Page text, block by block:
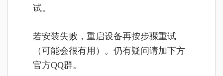
试。
若安装失败，重启设备再按步骤重试
（可能会很有用）。仍有疑问请加下方
官方QQ群。